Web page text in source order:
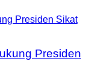
Presiden